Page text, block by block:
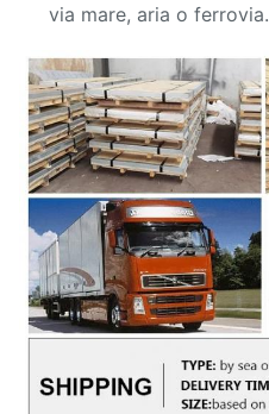
via mare, aria o ferrovia.